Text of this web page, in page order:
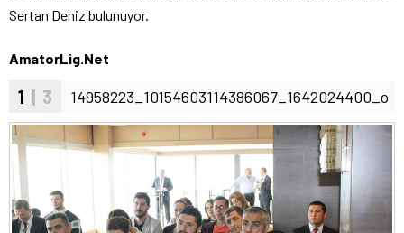
Sertan Deniz bulunuyor.
AmatorLig.Net
1 | 3 14958223_10154603114386067_1642024400_o